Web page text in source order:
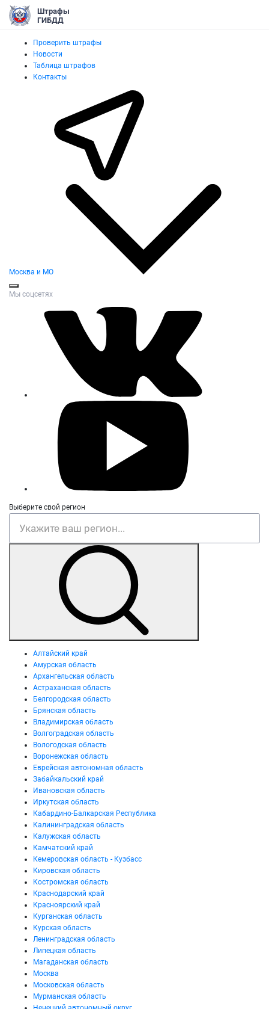
Штрафы
ГИБДД
Проверить штрафы
Новости
Таблица штрафов
Контакты
Москва и МО
Мы соцсетях
Выберите свой регион
Алтайский край
Амурская область
Архангельская область
Астраханская область
Белгородская область
Брянская область
Владимирская область
Волгоградская область
Вологодская область
Воронежская область
Еврейская автономная область
Забайкальский край
Ивановская область
Иркутская область
Кабардино-Балкарская Республика
Калининградская область
Калужская область
Камчатский край
Кемеровская область - Кузбасс
Кировская область
Костромская область
Краснодарский край
Красноярский край
Курганская область
Курская область
Ленинградская область
Липецкая область
Магаданская область
Москва
Московская область
Мурманская область